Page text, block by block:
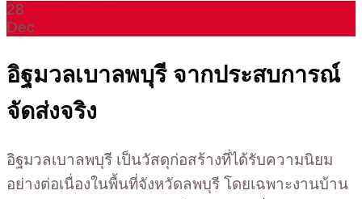
28
Dec
อิฐมวลเบาลพบุรี จากประสบการณ์
จัดส่งจริง
อิฐมวลเบาลพบุรี เป็นวัสดุก่อสร้างที่ได้รับความนิยม
อย่างต่อเนื่องในพื้นที่จังหวัดลพบุรี โดยเฉพาะงานบ้าน